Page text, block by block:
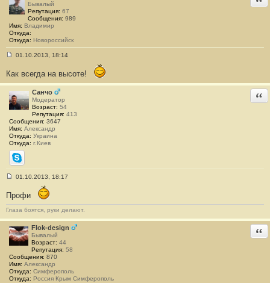
н
и
е
#
6
Бывалый
Репутация: 67
Сообщения: 989
Имя: Владимир
Откуда:
Откуда: Новороссийск
о
б
е
н
и
#
7
01.10.2013, 18:14
Как всегда на высоте!
Санчо
Модератор
Возраст: 54
Репутация: 413
Сообщения: 3647
Имя: Александр
Откуда: Украина
Откуда: г.Киев
Skype
о
б
щ
е
н
и
е
#
8
01.10.2013, 18:17
Профи
Глаза боятся, руки делают.
Flok-design
Бывалый
Возраст: 44
Репутация: 58
Сообщения: 870
Имя: Александр
Откуда: Симферополь
Откуда: Россия Крым Симферополь